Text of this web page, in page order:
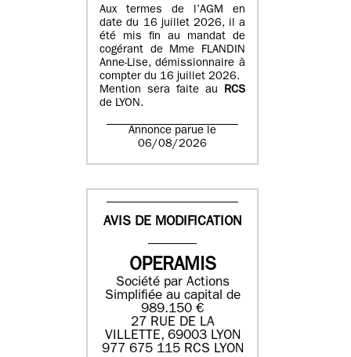
Aux termes de l’AGM en
date du 16 juillet 2026, il a
été mis fin au mandat de
cogérant de Mme FLANDIN
Anne-Lise, démissionnaire à
compter du 16 juillet 2026.
Mention sera faite au RCS
de LYON.
Annonce parue le
06/08/2026
AVIS DE MODIFICATION
OPERAMIS
Société par Actions
Simplifiée au capital de
989.150 €
27 RUE DE LA
VILLETTE, 69003 LYON
977 675 115 RCS LYON